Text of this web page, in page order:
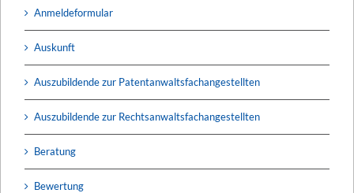
Anmeldeformular
Auskunft
Auszubildende zur Patentanwaltsfachangestellten
Auszubildende zur Rechtsanwaltsfachangestellten
Beratung
Bewertung